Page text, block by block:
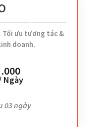
điểm
Tối ưu tương tác &
doanh.
.000
Ngày
03 ngày